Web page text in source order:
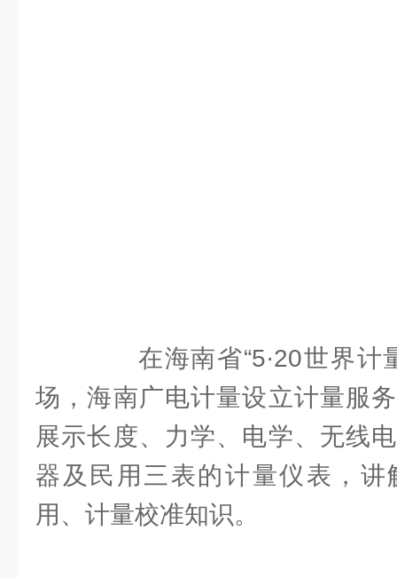
在海南省“5·20世界计
场，海南广电计量设立计量服
展示长度、力学、电学、无线
器及民用三表的计量仪表，
用、计量校准知识。